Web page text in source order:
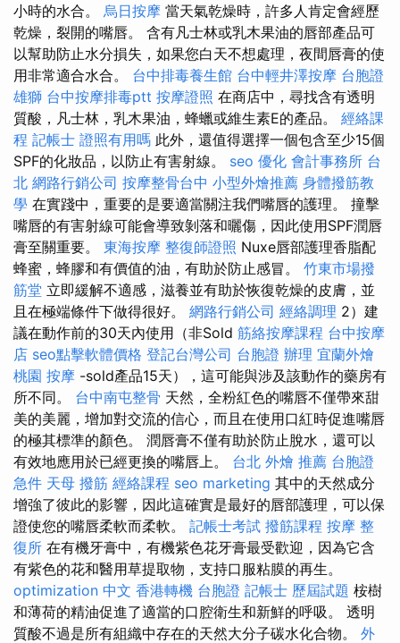
小時的水合。 烏日按摩 當天氣乾燥時，許多人肯定會經歷
乾燥，裂開的嘴唇。 含有凡士林或乳木果油的唇部產品可
以幫助防止水分損失，如果您白天不想處理，夜間唇膏的使
用非常適合水合。 台中排毒養生館 台中輕井澤按摩 台胞證
雄獅 台中按摩排毒ptt 按摩證照 在商店中，尋找含有透明
質酸，凡士林，乳木果油，蜂蠟或維生素E的產品。 經絡課
程 記帳士 證照有用嗎 此外，還值得選擇一個包含至少15個
SPF的化妝品，以防止有害射線。 seo 優化 會計事務所 台
北 網路行銷公司 按摩整骨台中 小型外燴推薦 身體撥筋教
學 在實踐中，重要的是要適當關注我們嘴唇的護理。 撞擊
嘴唇的有害射線可能會導致剝落和曬傷，因此使用SPF潤唇
膏至關重要。 東海按摩 整復師證照 Nuxe唇部護理香脂配
蜂蜜，蜂膠和有價值的油，有助於防止感冒。 竹東市場撥
筋堂 立即緩解不適感，滋養並有助於恢復乾燥的皮膚，並
且在極端條件下做得很好。 網路行銷公司 經絡調理 2）建
議在動作前的30天內使用（非Sold 筋絡按摩課程 台中按摩
店 seo點擊軟體價格 登記台灣公司 台胞證 辦理 宜蘭外燴
桃園 按摩 -sold產品15天），這可能與涉及該動作的藥房有
所不同。 台中南屯整骨 天然，全粉紅色的嘴唇不僅帶來甜
美的美麗，增加對交流的信心，而且在使用口紅時促進嘴唇
的極其標準的顏色。 潤唇膏不僅有助於防止脫水，還可以
有效地應用於已經更換的嘴唇上。 台北 外燴 推薦 台胞證
急件 天母 撥筋 經絡課程 seo marketing 其中的天然成分
增強了彼此的影響，因此這確實是最好的唇部護理，可以保
證使您的嘴唇柔軟而柔軟。 記帳士考試 撥筋課程 按摩 整
復所 在有機牙膏中，有機紫色花牙膏最受歡迎，因為它含
有紫色的花和醫用草提取物，支持口服粘膜的再生。
optimization 中文 香港轉機 台胞證 記帳士 歷屆試題 桉樹
和薄荷的精油促進了適當的口腔衛生和新鮮的呼吸。 透明
質酸不過是所有組織中存在的天然大分子碳水化合物。 外